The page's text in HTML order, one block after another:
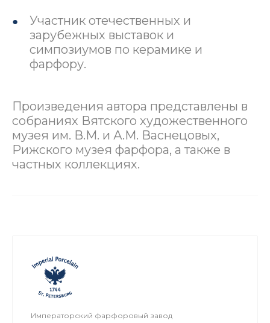
Участник отечественных и
зарубежных выставок и
симпозиумов по керамике и
фарфору.
Произведения автора представлены в
собраниях Вятского художественного
музея им. В.М. и А.М. Васнецовых,
Рижского музея фарфора, а также в
частных коллекциях.
Императорский фарфоровый завод